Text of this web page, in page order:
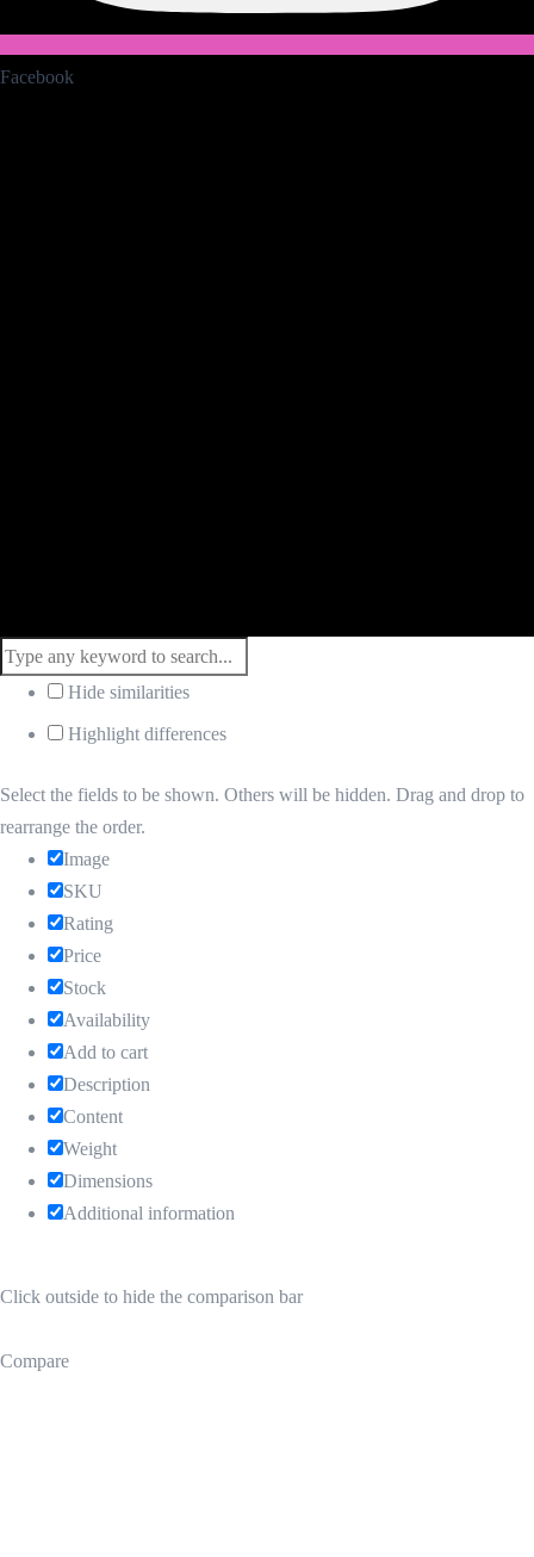
Facebook
Hide similarities
Highlight differences
Select the fields to be shown. Others will be hidden. Drag and drop to
rearrange the order.
Image
SKU
Rating
Price
Stock
Availability
Add to cart
Description
Content
Weight
Dimensions
Additional information
Click outside to hide the comparison bar
Compare